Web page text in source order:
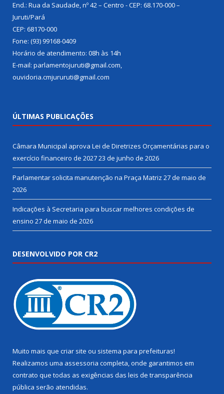
End.: Rua da Saudade, nº 42 – Centro - CEP: 68.170-000 –
Juruti/Pará
CEP: 68170-000
Fone: (93) 99168-0409
Horário de atendimento: 08h às 14h
E-mail: parlamentojuruti@gmail.com,
ouvidoria.cmjururuti@gmail.com
ÚLTIMAS PUBLICAÇÕES
Câmara Municipal aprova Lei de Diretrizes Orçamentárias para o
exercício financeiro de 202723 de junho de 2026
Parlamentar solicita manutenção na Praça Matriz 27 de maio de
2026
Indicações à Secretaria para buscar melhores condições de
ensino 27 de maio de 2026
DESENVOLVIDO POR CR2
Muito mais que criar site ou sistema para prefeituras!
Realizamos uma assessoria completa, onde garantimos em
contrato que todas as exigências das leis de transparência
pública serão atendidas.